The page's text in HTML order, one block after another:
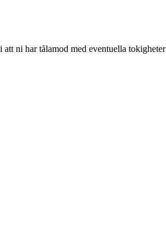
ni har tålamod med eventuella